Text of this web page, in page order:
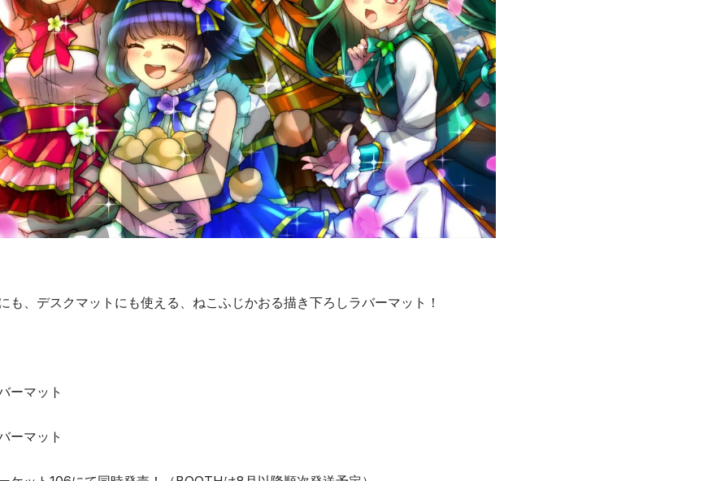
も、デスクマットにも使える、ねこふじかおる描き下ろしラバーマット！
ーマット
ーマット